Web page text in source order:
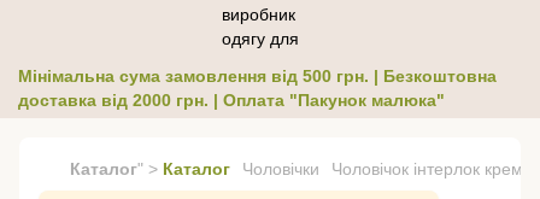
Мінімальна сума замовлення від 500 грн. | Безкоштовна
доставка від 2000 грн. | Оплата "Пакунок малюка"
Каталог" > Каталог Чоловічки Чоловічок інтерлок